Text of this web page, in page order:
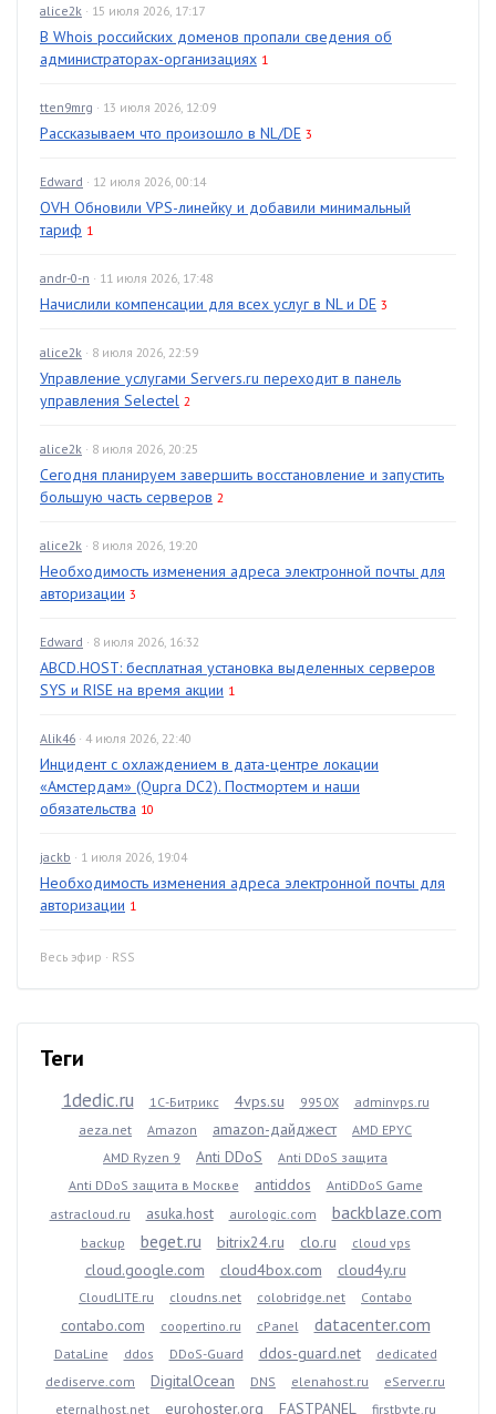
alice2k · 15 июля 2026, 17:17
В Whois российских доменов пропали сведения об
администраторах-организациях 1
tten9mrg · 13 июля 2026, 12:09
Рассказываем что произошло в NL/DE 3
Edward · 12 июля 2026, 00:14
OVH Обновили VPS-линейку и добавили минимальный
тариф 1
andr-0-n · 11 июля 2026, 17:48
Начислили компенсации для всех услуг в NL и DE 3
alice2k · 8 июля 2026, 22:59
Управление услугами Servers.ru переходит в панель
управления Selectel 2
alice2k · 8 июля 2026, 20:25
Сегодня планируем завершить восстановление и запустить
большую часть серверов 2
alice2k · 8 июля 2026, 19:20
Необходимость изменения адреса электронной почты для
авторизации 3
Edward · 8 июля 2026, 16:32
ABCD.HOST: бесплатная установка выделенных серверов
SYS и RISE на время акции 1
Alik46 · 4 июля 2026, 22:40
Инцидент с охлаждением в дата-центре локации
«Амстердам» (Qupra DC2). Постмортем и наши
обязательства 10
jackb · 1 июля 2026, 19:04
Необходимость изменения адреса электронной почты для
авторизации 1
Весь эфир · RSS
Теги
1dedic.ru 1С-Битрикс 4vps.su 9950X
adminvps.ru
aeza.net
Amazon amazon-дайджест
AMD EPYC
AMD Ryzen 9
Anti DDoS
Anti DDoS защита
Anti DDoS защита в Москве
antiddos
AntiDDoS Game
astracloud.ru
asuka.host aurologic.com backblaze.com
backup beget.ru bitrix24.ru clo.ru cloud vps
cloud.google.com cloud4box.com cloud4y.ru
CloudLITE.ru cloudns.net colobridge.net Contabo
contabo.com coopertino.ru cPanel datacenter.com
DataLine ddos DDoS-Guard ddos-guard.net
dedicated
dediserve.com
DigitalOcean DNS elenahost.ru
eServer.ru
eternalhost.net
eurohoster.org FASTPANEL firstbyte.ru